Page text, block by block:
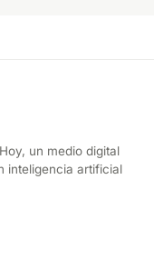
un medio digital
inteligencia artificial